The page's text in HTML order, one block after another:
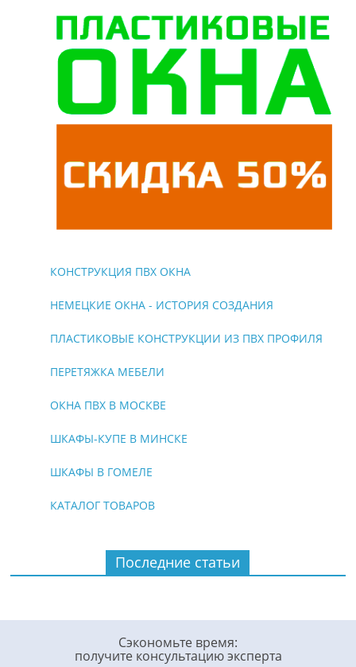
КОНСТРУКЦИЯ ПВХ ОКНА
НЕМЕЦКИЕ ОКНА - ИСТОРИЯ СОЗДАНИЯ
ПЛАСТИКОВЫЕ КОНСТРУКЦИИ ИЗ ПВХ ПРОФИЛЯ
ПЕРЕТЯЖКА МЕБЕЛИ
ОКНА ПВХ В МОСКВЕ
ШКАФЫ-КУПЕ В МИНСКЕ
ШКАФЫ В ГОМЕЛЕ
КАТАЛОГ ТОВАРОВ
Последние статьи
Сэкономьте время:
получите консультацию эксперта